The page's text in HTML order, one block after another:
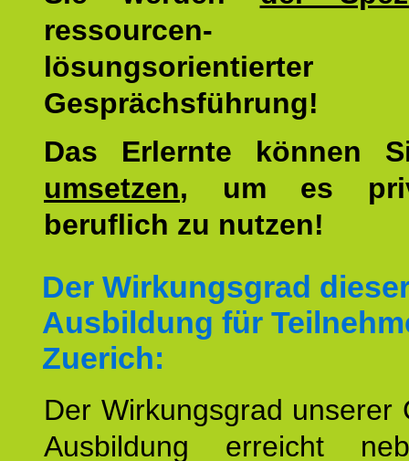
lösungsorientierter
Gesprächsführung!
Das Erlernte können
umsetzen, um es
beruflich zu nutzen!
Der Wirkungsgrad
Ausbildung für
Zuerich:
Der Wirkungsgrad unserer
Ausbildung erreicht